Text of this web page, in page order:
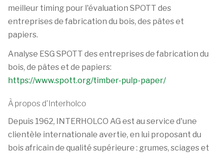
meilleur timing pour l'évaluation SPOTT des
entreprises de fabrication du bois, des pâtes et
papiers.
Analyse ESG SPOTT des entreprises de fabrication du
bois, de pâtes et de papiers:
https://www.spott.org/timber-pulp-paper/
À propos d'Interholco
Depuis 1962, INTERHOLCO AG est au service d'une
clientèle internationale avertie, en lui proposant du
bois africain de qualité supérieure : grumes, sciages et